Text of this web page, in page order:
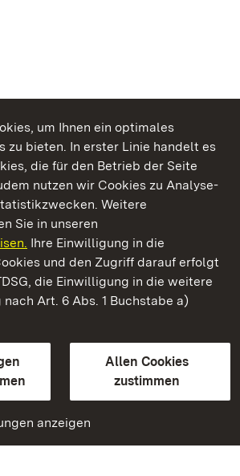
um Ihnen ein optimales
zu bieten. In erster Linie handelt es
die für den Betrieb der Seite
nutzen wir Cookies zu Analyse-
Weitere
Sie in unseren
Ihre Einwilligung in die
und den Zugriff darauf erfolgt
die Einwilligung in die weitere
Art. 6 Abs. 1 Buchstabe a)
Allen Cookies
zustimmen
anzeigen
Genießen.
Gärten Baden‑Württemberg
und Gärten Baden-Württemberg
Sprache
Seiten)